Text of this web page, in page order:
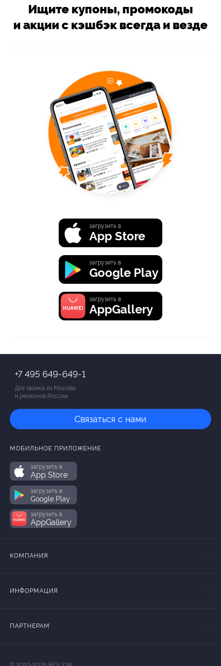
Ищите купоны, промокоды
и акции с кэшбэк всегда и везде
загрузить в
App Store
загрузить в
Google Play
загрузить в
AppGallery
+7 495 649-649-1
Для звонка из Москвы
и регионов России
Связаться с нами
МОБИЛЬНОЕ ПРИЛОЖЕНИЕ
загрузить в
App Store
загрузить в
Google Play
загрузить в
AppGallery
КОМПАНИЯ
ИНФОРМАЦИЯ
ПАРТНЕРАМ